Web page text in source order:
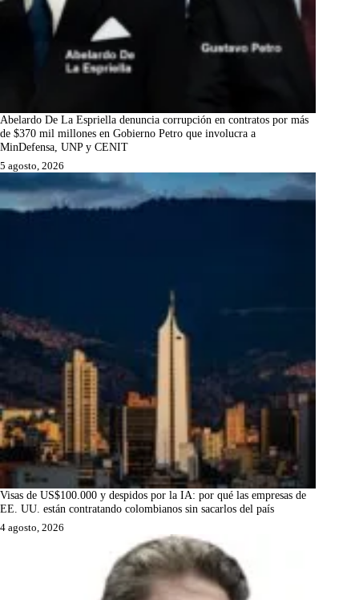
Abelardo De La Espriella denuncia corrupción en contratos por más
de $370 mil millones en Gobierno Petro que involucra a
MinDefensa, UNP y CENIT
5 agosto, 2026
Visas de US$100.000 y despidos por la IA: por qué las empresas de
EE. UU. están contratando colombianos sin sacarlos del país
4 agosto, 2026